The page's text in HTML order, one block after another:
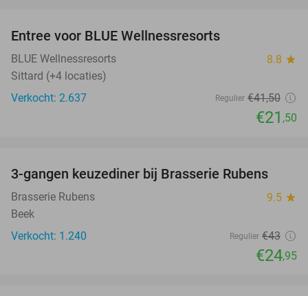
Entree voor BLUE Wellnessresorts
BLUE Wellnessresorts 8.8 star
Sittard (+4 locaties)
Verkocht: 2.637
Regulier €41,50
€21 ,50
42%
3-gangen keuzediner bij Brasserie Rubens
Brasserie Rubens 9.5 star
Beek
Verkocht: 1.240
Regulier €43
€24,95